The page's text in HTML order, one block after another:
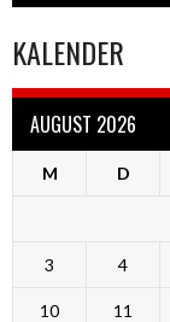
KALENDER
AUGUST 2026
M D
3 4
10 11